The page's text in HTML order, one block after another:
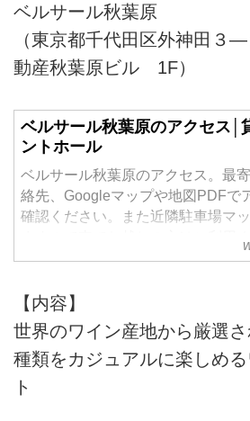
ベルサール秋葉原
（東京都千代田区外神田３
動産秋葉原ビル 1F）
ベルサール秋葉原のアクセス│
ントホール
ベルサール秋葉原のアクセス。最
絡先、Googleマップや地図PDFで
確認ください。また近隣駐車場マ
ますので車でお越しの方はご利用
【内容】
世界のワイン産地から厳選
種類をカジュアルに楽しめ
ト